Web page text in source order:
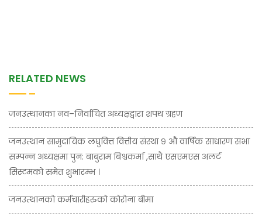
RELATED NEWS
जनउत्थानका नव–निर्वाचित अध्यक्षद्वारा शपथ ग्रहण
जनउत्थान सामुदायिक लघुवित्त वित्तीय संस्था ९ औं वार्षिक साधारण सभा
सम्पन्न अध्यक्षमा पुन: बाबुराम बिश्वकर्मा ,साथै एसएमएस अलर्ट
सिस्टमको समेत शुभारम्भ ।
जनउत्थानको कर्मचारीहरुको कोरोना बीमा